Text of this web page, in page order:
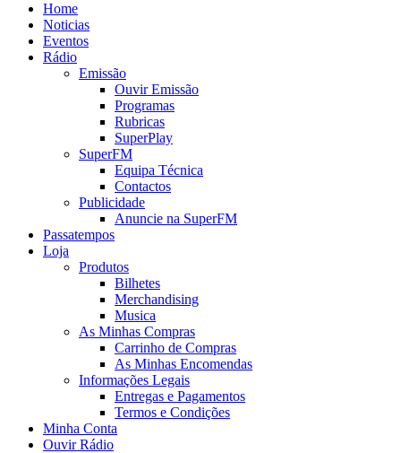
Home
Noticias
Eventos
Rádio
Emissão
Ouvir Emissão
Programas
Rubricas
SuperPlay
SuperFM
Equipa Técnica
Contactos
Publicidade
Anuncie na SuperFM
Passatempos
Loja
Produtos
Bilhetes
Merchandising
Musica
As Minhas Compras
Carrinho de Compras
As Minhas Encomendas
Informações Legais
Entregas e Pagamentos
Termos e Condições
Minha Conta
Ouvir Rádio